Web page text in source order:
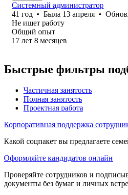
Системный администратор
41 год • Была 13 апреля •
Не ищет работу
Общий опыт
17 лет 8 месяцев
Быстрые фильтры
Частичная занятость
Полная занятость
Проектная работа
Корпоративная поддержка
Какой соцпакет вы предлагаете
Оформляйте кандидатов онлайн
Проверяйте сотрудников и
документы без бумаг и личных